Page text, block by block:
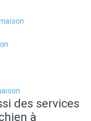
des services
à